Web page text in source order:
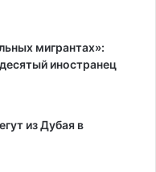
мигрантах»:
иностранец
из Дубая в